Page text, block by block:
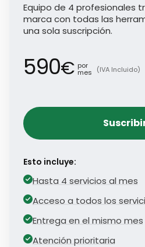
Equipo de 4 profesionales
marca con todas las
una sola suscripción.
590€ por
mes (IVA Incluido)
Esto incluye:
Hasta 4 servicios al mes
Acceso a todos los
Entrega en el mismo mes
Atención prioritaria